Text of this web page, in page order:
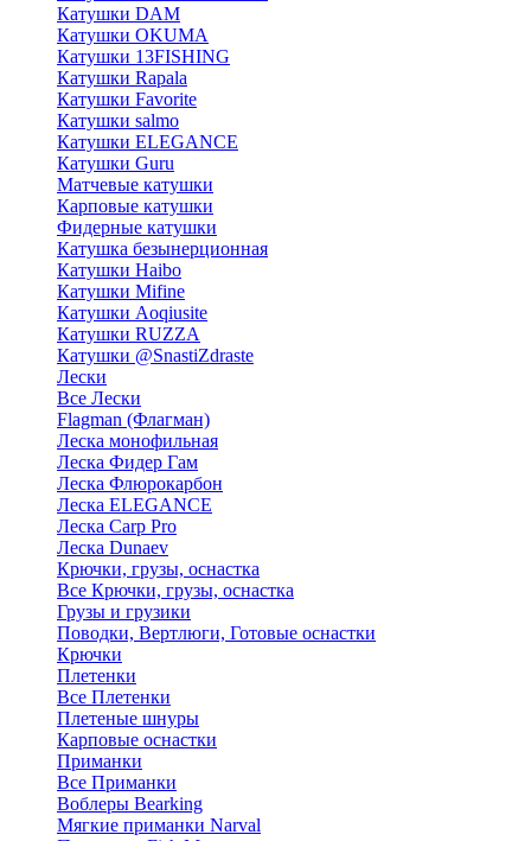
Катушки DAM
Катушки OKUMA
Катушки 13FISHING
Катушки Rapala
Катушки Favorite
Катушки salmo
Катушки ELEGANCE
Катушки Guru
Матчевые катушки
Карповые катушки
Фидерные катушки
Катушка безынерционная
Катушки Haibo
Катушки Mifine
Катушки Aoqiusite
Катушки RUZZA
Катушки @SnastiZdraste
Лески
Все Лески
Flagman (Флагман)
Леска монофильная
Леска Фидер Гам
Леска Флюрокарбон
Леска ELEGANCE
Леска Carp Pro
Леска Dunaev
Крючки, грузы, оснастка
Все Крючки, грузы, оснастка
Грузы и грузики
Поводки, Вертлюги, Готовые оснастки
Крючки
Плетенки
Все Плетенки
Плетеные шнуры
Карповые оснастки
Приманки
Все Приманки
Воблеры Bearking
Мягкие приманки Narval